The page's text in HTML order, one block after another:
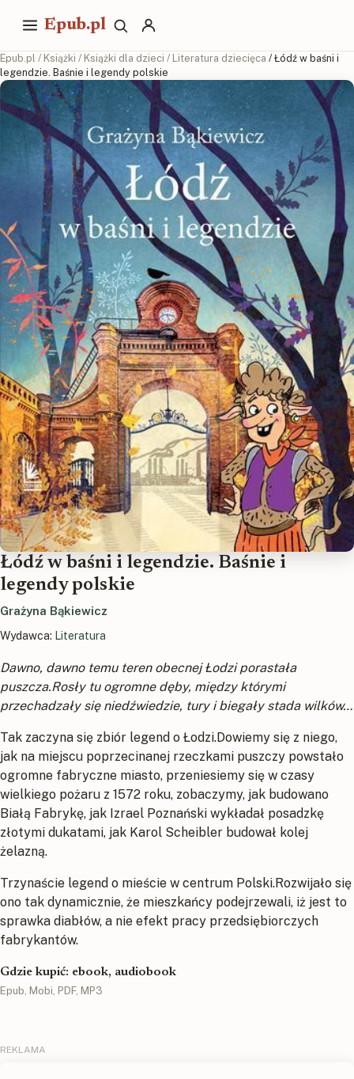
Epub.pl
Epub.pl / Książki / Książki dla dzieci / Literatura dziecięca / Łódź w baśni i
legendzie. Baśnie i legendy polskie
Łódź w baśni i legendzie. Baśnie i
legendy polskie
Grażyna Bąkiewicz
Wydawca: Literatura
Dawno, dawno temu teren obecnej Łodzi porastała
puszcza.Rosły tu ogromne dęby, między którymi
przechadzały się niedźwiedzie, tury i biegały stada wilków…
Tak zaczyna się zbiór legend o Łodzi.Dowiemy się z niego,
jak na miejscu poprzecinanej rzeczkami puszczy powstało
ogromne fabryczne miasto, przeniesiemy się w czasy
wielkiego pożaru z 1572 roku, zobaczymy, jak budowano
Białą Fabrykę, jak Izrael Poznański wykładał posadzkę
złotymi dukatami, jak Karol Scheibler budował kolej
żelazną.
Trzynaście legend o mieście w centrum Polski.Rozwijało się
ono tak dynamicznie, że mieszkańcy podejrzewali, iż jest to
sprawka diabłów, a nie efekt pracy przedsiębiorczych
fabrykantów.
Gdzie kupić: ebook, audiobook
Epub, Mobi, PDF, MP3